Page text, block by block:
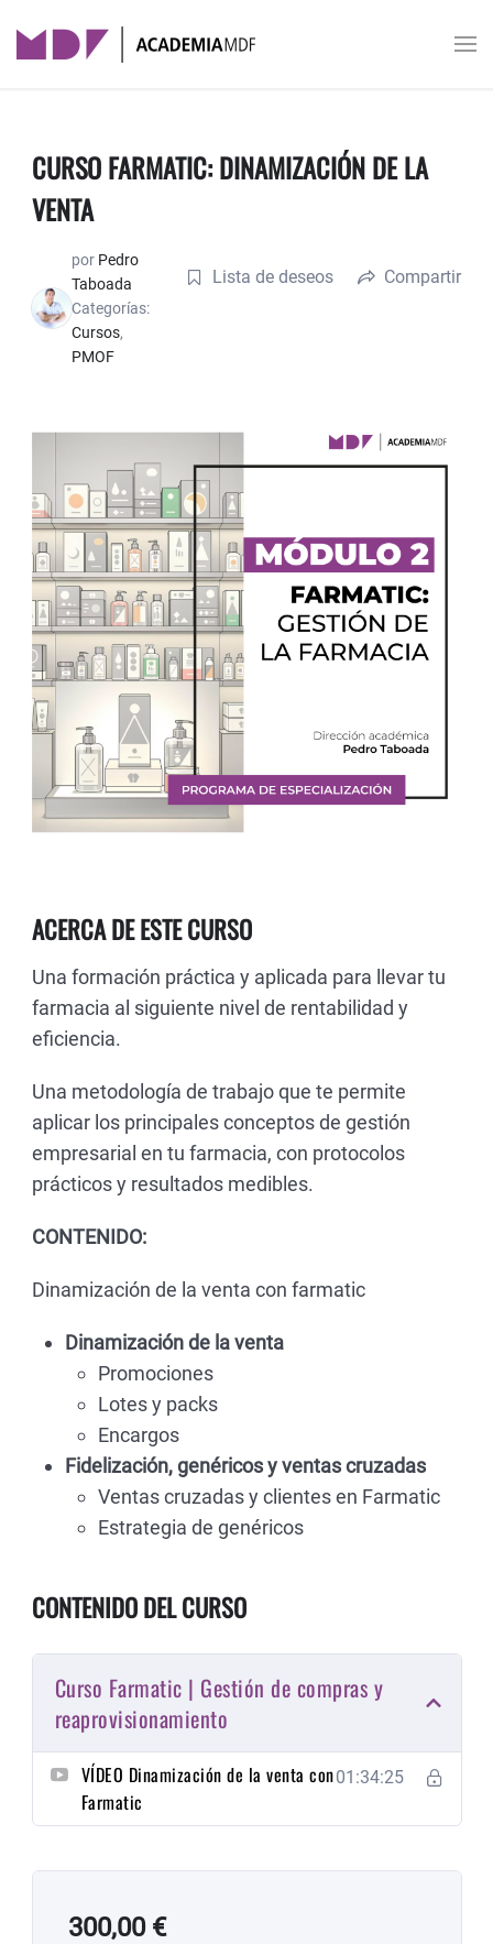
Skip to main content
CURSO FARMATIC: DINAMIZACIÓN DE LA
VENTA
por Pedro
Taboada
Categorías:
Cursos,
PMOF
Lista de deseos Compartir
ACERCA DE ESTE CURSO
Una formación práctica y aplicada para llevar tu
farmacia al siguiente nivel de rentabilidad y
eficiencia.
Una metodología de trabajo que te permite
aplicar los principales conceptos de gestión
empresarial en tu farmacia, con protocolos
prácticos y resultados medibles.
CONTENIDO:
Dinamización de la venta con farmatic
Dinamización de la venta
Promociones
Lotes y packs
Encargos
Fidelización, genéricos y ventas cruzadas
Ventas cruzadas y clientes en Farmatic
Estrategia de genéricos
CONTENIDO DEL CURSO
Curso Farmatic | Gestión de compras y
reaprovisionamiento
VÍDEO Dinamización de la venta con
Farmatic
01:34:25
300,00 €